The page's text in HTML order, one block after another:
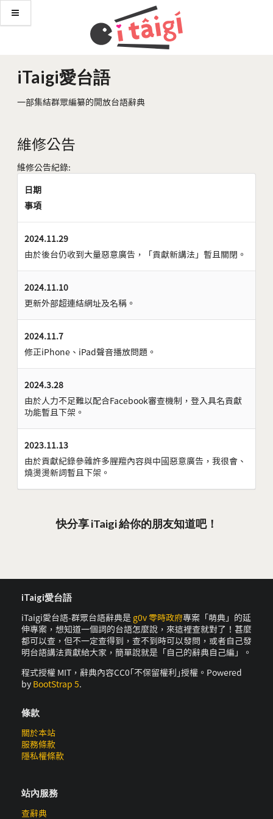
iTaigi愛台語
一部集結群眾編纂的開放台語辭典
維修公告
維修公告紀錄:
日期
事項
2024.11.29
由於後台仍收到大量惡意廣告，「貢獻新講法」暫且關閉。
2024.11.10
更新外部超連結網址及名稱。
2024.11.7
修正iPhone、iPad聲音播放問題。
2024.3.28
由於人力不足難以配合Facebook審查機制，登入具名貢獻
功能暫且下架。
2023.11.13
由於貢獻紀錄參雜許多腥羶內容與中國惡意廣告，我很會、
燒燙燙新詞暫且下架。
快分享 iTaigi 給你的朋友知道吧！
iTaigi愛台語
iTaigi愛台語-群眾台語辭典是 g0v 零時政府專案「萌典」的延
伸專案，想知道一個詞的台語怎麼說，來這裡查就對了！甚麼
都可以查，但不一定查得到，查不到時可以發問，或者自己發
明台語講法貢獻給大家，簡單說就是「自己的辭典自己編」。
程式授權 MIT，辭典內容CC0｢不保留權利｣授權。Powered
by BootStrap 5.
條款
關於本站
服務條款
隱私權條款
站內服務
查辭典